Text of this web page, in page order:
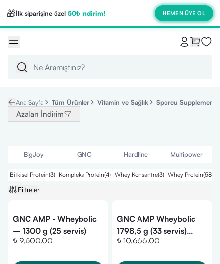
🎁İlk siparişine özel 50₺ İndirim! HEMEN ÜYE OL
Ana Sayfa Tüm Ürünler Vitamin ve Sağlık Sporcu
Azalan İndirim
BigJoy GNC Hardline Multipower
Bitkisel Protein(3) Kompleks Protein(4) Whey Konsantre(3) Whey Protein(58)
Filtreler
GNC AMP - Wheybolic
– 1300 g (25 servis)
₺ 9,500.00
GNC AMP Wheybolic
1798,5 g (33 servis)
Çikolatalı
₺ 10,666.00